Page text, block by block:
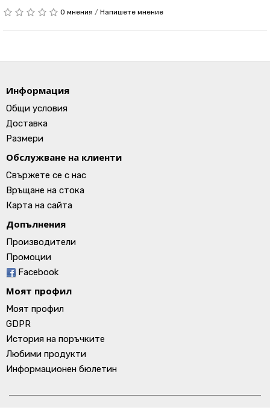
0 мнения / Напишете мнение
Информация
Общи условия
Доставка
Размери
Обслужване на клиенти
Свържете се с нас
Връщане на стока
Карта на сайта
Допълнения
Производители
Промоции
Facebook
Моят профил
Моят профил
GDPR
История на поръчките
Любими продукти
Информационен бюлетин